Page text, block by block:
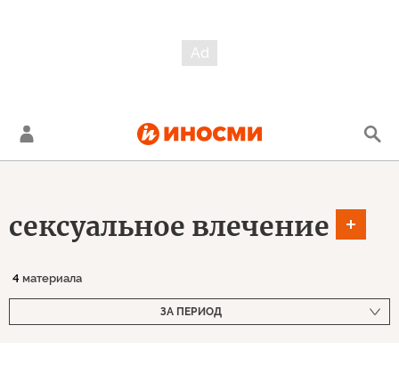
сексуальное влечение
4 материала
ЗА ПЕРИОД